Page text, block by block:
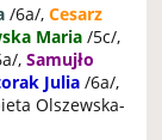
/6a/,Cesarz
Maria /5c/,
,Samujło
Julia /6a/,
Olszewska-